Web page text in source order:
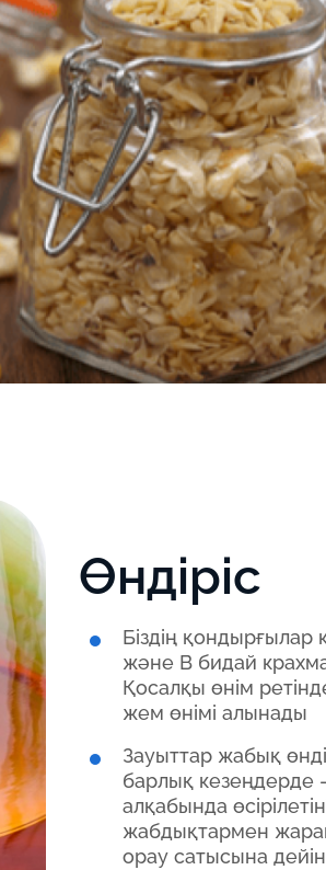
Өндіріс
Біздің қондырғылар
және В бидай
Қосалқы өнім
жем өнімі алынады
Зауыттар жабық
барлық кезеңдерде
алқабында
жабдықтармен
орау сатысына